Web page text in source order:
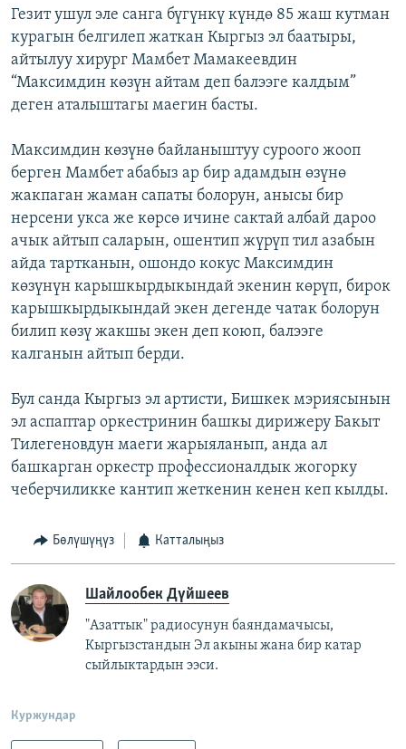
Гезит ушул эле санга бүгүнкү күндө 85 жаш кутман
курагын белгилеп жаткан Кыргыз эл баатыры,
айтылуу хирург Мамбет Мамакеевдин
“Максимдин көзүн айтам деп балээге калдым”
деген аталыштагы маегин басты.
Максимдин көзүнө байланыштуу суроого жооп
берген Мамбет абабыз ар бир адамдын өзүнө
жакпаган жаман сапаты болорун, анысы бир
нерсени укса же көрсө ичине сактай албай дароо
ачык айтып саларын, ошентип жүрүп тил азабын
айда тартканын, ошондо кокус Максимдин
көзүнүн карышкырдыкындай экенин көрүп, бирок
карышкырдыкындай экен дегенде чатак болорун
билип көзү жакшы экен деп коюп, балээге
калганын айтып берди.
Бул санда Кыргыз эл артисти, Бишкек мэриясынын
эл аспаптар оркестринин башкы дирижеру Бакыт
Тилегеновдун маеги жарыяланып, анда ал
башкарган оркестр профессионалдык жогорку
чеберчиликке кантип жеткенин кенен кеп кылды.
Бөлүшүңүз Катталыңыз
Шайлообек Дүйшеев
"Азаттык" радиосунун баяндамачысы,
Кыргызстандын Эл акыны жана бир катар
сыйлыктардын ээси.
Куржундар